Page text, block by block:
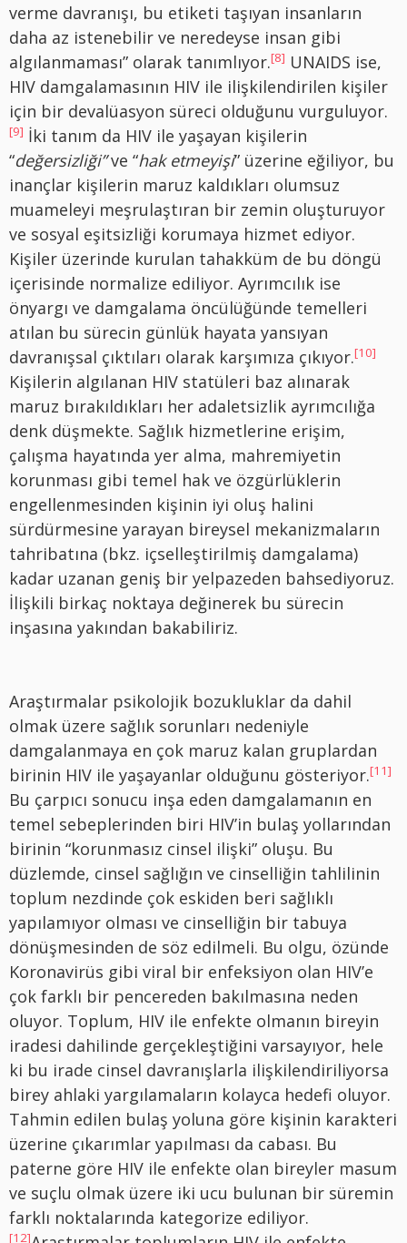
verme davranışı, bu etiketi taşıyan insanların
daha az istenebilir ve neredeyse insan gibi
algılanmaması” olarak tanımlıyor.[8] UNAIDS ise,
HIV damgalamasının HIV ile ilişkilendirilen kişiler
için bir devalüasyon süreci olduğunu vurguluyor.
[9] İki tanım da HIV ile yaşayan kişilerin
“değersizliği”ve “hak etmeyişi” üzerine eğiliyor, bu
inançlar kişilerin maruz kaldıkları olumsuz
muameleyi meşrulaştıran bir zemin oluşturuyor
ve sosyal eşitsizliği korumaya hizmet ediyor.
Kişiler üzerinde kurulan tahakküm de bu döngü
içerisinde normalize ediliyor. Ayrımcılık ise
önyargı ve damgalama öncülüğünde temelleri
atılan bu sürecin günlük hayata yansıyan
davranışsal çıktıları olarak karşımıza çıkıyor.[10]
Kişilerin algılanan HIV statüleri baz alınarak
maruz bırakıldıkları her adaletsizlik ayrımcılığa
denk düşmekte. Sağlık hizmetlerine erişim,
çalışma hayatında yer alma, mahremiyetin
korunması gibi temel hak ve özgürlüklerin
engellenmesinden kişinin iyi oluş halini
sürdürmesine yarayan bireysel mekanizmaların
tahribatına (bkz. içselleştirilmiş damgalama)
kadar uzanan geniş bir yelpazeden bahsediyoruz.
İlişkili birkaç noktaya değinerek bu sürecin
inşasına yakından bakabiliriz.
Araştırmalar psikolojik bozukluklar da dahil
olmak üzere sağlık sorunları nedeniyle
damgalanmaya en çok maruz kalan gruplardan
birinin HIV ile yaşayanlar olduğunu gösteriyor.[11]
Bu çarpıcı sonucu inşa eden damgalamanın en
temel sebeplerinden biri HIV’in bulaş yollarından
birinin “korunmasız cinsel ilişki” oluşu. Bu
düzlemde, cinsel sağlığın ve cinselliğin tahlilinin
toplum nezdinde çok eskiden beri sağlıklı
yapılamıyor olması ve cinselliğin bir tabuya
dönüşmesinden de söz edilmeli. Bu olgu, özünde
Koronavirüs gibi viral bir enfeksiyon olan HIV’e
çok farklı bir pencereden bakılmasına neden
oluyor. Toplum, HIV ile enfekte olmanın bireyin
iradesi dahilinde gerçekleştiğini varsayıyor, hele
ki bu irade cinsel davranışlarla ilişkilendiriliyorsa
birey ahlaki yargılamaların kolayca hedefi oluyor.
Tahmin edilen bulaş yoluna göre kişinin karakteri
üzerine çıkarımlar yapılması da cabası. Bu
paterne göre HIV ile enfekte olan bireyler masum
ve suçlu olmak üzere iki ucu bulunan bir süremin
farklı noktalarında kategorize ediliyor.
[12]